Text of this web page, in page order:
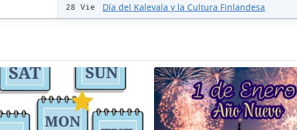
28 Vie Día del Kalevala y la Cultura Finlandesa